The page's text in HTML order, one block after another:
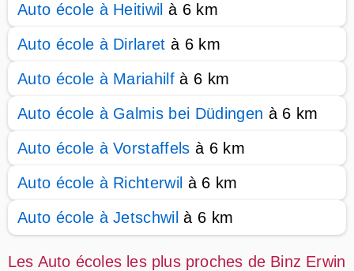
Auto école à Heitiwil à 6 km
Auto école à Dirlaret à 6 km
Auto école à Mariahilf à 6 km
Auto école à Galmis bei Düdingen à 6 km
Auto école à Vorstaffels à 6 km
Auto école à Richterwil à 6 km
Auto école à Jetschwil à 6 km
Les Auto écoles les plus proches de Binz Erwin